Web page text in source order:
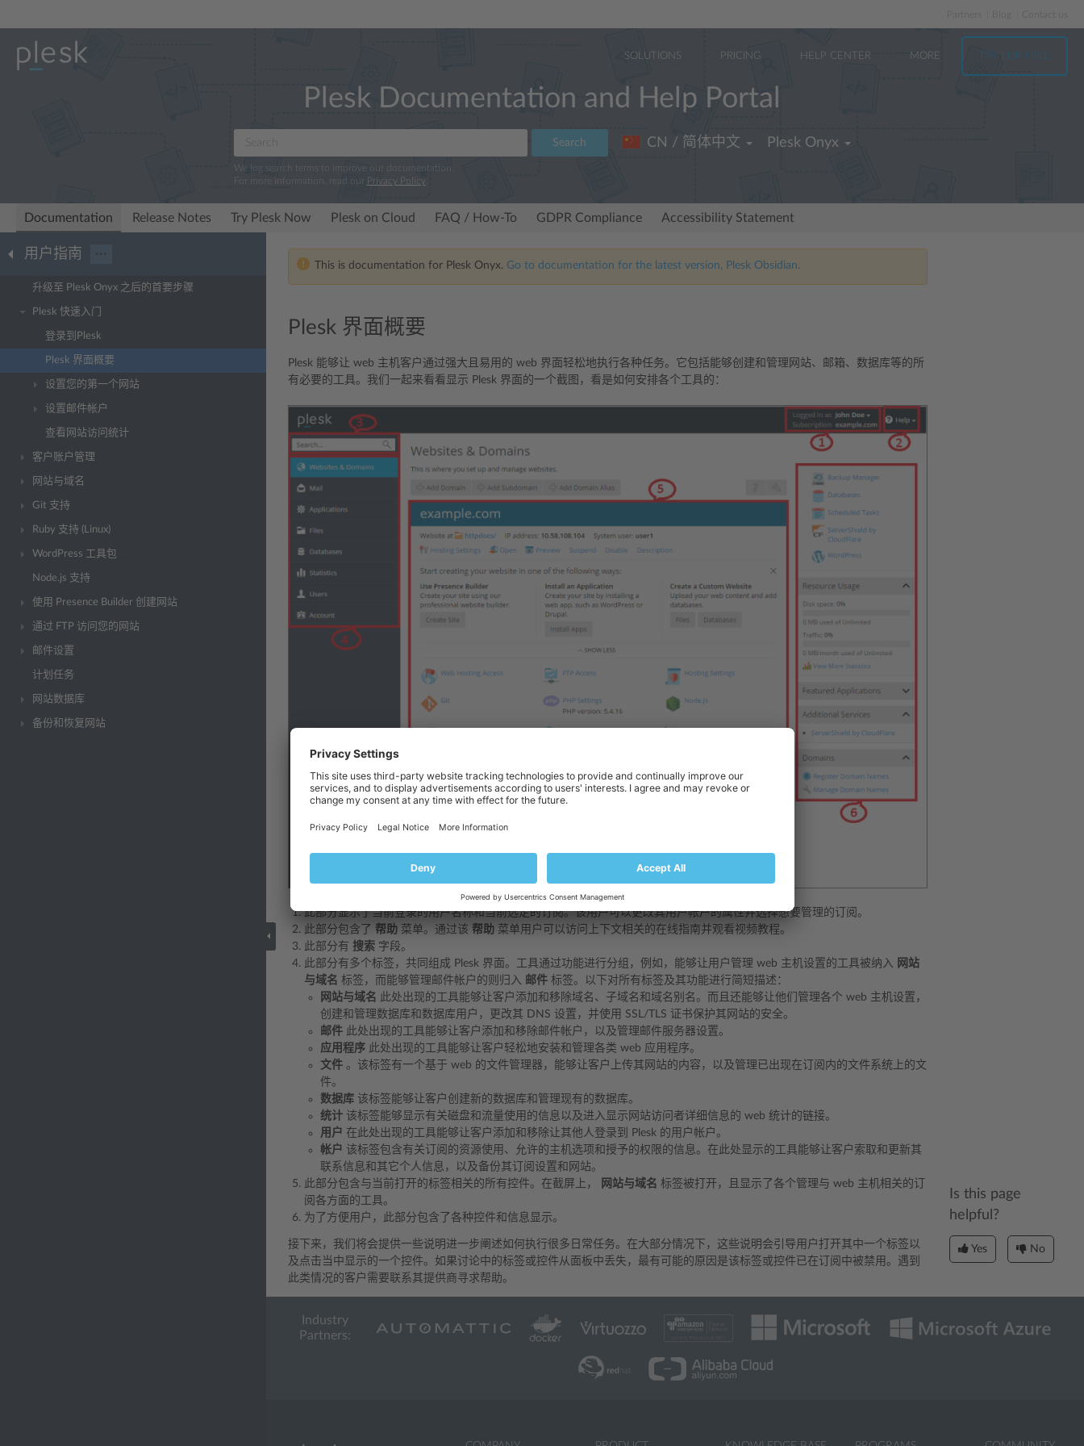
Partners
SOLUTIONS PRICING HELP CENTER MORE TRY FOR FREE
Plesk Documentation and Help Portal
Search
We log search terms to improve our documentation.
For more information, read our Privacy Policy.
CN / 简体中文 Plesk Onyx
Documentation Release Notes Try Plesk Now Plesk on Cloud FAQ / How-To GDPR Compliance Accessibility Statement
用户指南 ···
升级至 Plesk Onyx 之后的首要步骤
Plesk 快速入门
登录到Plesk
Plesk 界面概要
设置您的第一个网站
设置邮件帐户
查看网站访问统计
客户账户管理
网站与域名
Git 支持
Ruby 支持 (Linux)
WordPress 工具包
Node.js 支持
使用 Presence Builder 创建网站
通过 FTP 访问您的网站
邮件设置
计划任务
网站数据库
备份和恢复网站
This is documentation for Plesk Onyx. Go to documentation for the latest version, Plesk Obsidian.
Plesk 界面概要
Plesk 能够让 web 主机客户通过强大且易用的 web 界面轻松地执行各种任务。它包括能够创建和管理网站、邮箱、数据库等的所
有必要的工具。我们一起来看看显示 Plesk 界面的一个截图，看是如何安排各个工具的：
此部分显示了当前登录的用户名称和当前选定的订阅。该用户可以更改其用户帐户的属性并选择想要管理的订阅。
此部分包含了 帮助 菜单。通过该 帮助 菜单用户可以访问上下文相关的在线指南并观看视频教程。
此部分有 搜索 字段。
此部分有多个标签，共同组成 Plesk 界面。工具通过功能进行分组，例如，能够让用户管理 web 主机设置的工具被纳入 网站
与域名 标签，而能够管理邮件帐户的则归入 邮件 标签。以下对所有标签及其功能进行简短描述：
网站与域名 此处出现的工具能够让客户添加和移除域名、子域名和域名别名。而且还能够让他们管理各个 web 主机设置，
创建和管理数据库和数据库用户，更改其 DNS 设置，并使用 SSL/TLS 证书保护其网站的安全。
邮件 此处出现的工具能够让客户添加和移除邮件帐户，以及管理邮件服务器设置。
应用程序 此处出现的工具能够让客户轻松地安装和管理各类 web 应用程序。
文件 。该标签有一个基于 web 的文件管理器，能够让客户上传其网站的内容，以及管理已出现在订阅内的文件系统上的文
件。
数据库 该标签能够让客户创建新的数据库和管理现有的数据库。
统计 该标签能够显示有关磁盘和流量使用的信息以及进入显示网站访问者详细信息的 web 统计的链接。
用户 在此处出现的工具能够让客户添加和移除让其他人登录到 Plesk 的用户帐户。
帐户 该标签包含有关订阅的资源使用、允许的主机选项和授予的权限的信息。在此处显示的工具能够让客户索取和更新其
联系信息和其它个人信息，以及备份其订阅设置和网站。
此部分包含与当前打开的标签相关的所有控件。在截屏上，
网站与域名 标签被打开，且显示了各个管理与 web 主机相关的订
阅各方面的工具。
为了方便用户，此部分包含了各种控件和信息显示。
接下来，我们将会提供一些说明进一步阐述如何执行很多日常任务。在大部分情况下，这些说明会引导用户打开其中一个标签以
及点击当中显示的一个控件。如果讨论中的标签或控件从面板中丢失，最有可能的原因是该标签或控件已在订阅中被禁用。遇到
此类情况的客户需要联系其提供商寻求帮助。
Is this page
helpful?
Yes No
Industry
Partners: